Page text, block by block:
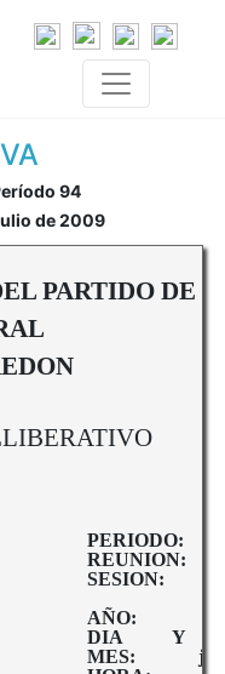
94
de 2009
PARTIDO DE
PERIODO:
REUNION:
SESION:
AÑO:
DIA Y
MES: